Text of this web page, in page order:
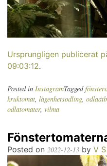
Ursprungligen publicerat
09:03:12.
Posted in InstagramTagged
kruktomat, lägenhetsodling,
odlatomater, vilma
Posted on 2022-12-13 by V S